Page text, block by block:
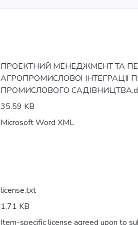
ПРОЕКТНИЙ МЕНЕДЖМЕНТ ТА
АГРОПРОМИСЛОВОЇ ІНТЕГРАЦІЇ
ПРОМИСЛОВОГО
35.59 KB
Microsoft Word XML
license.txt
1.71 KB
Item-specific license agreed upon to